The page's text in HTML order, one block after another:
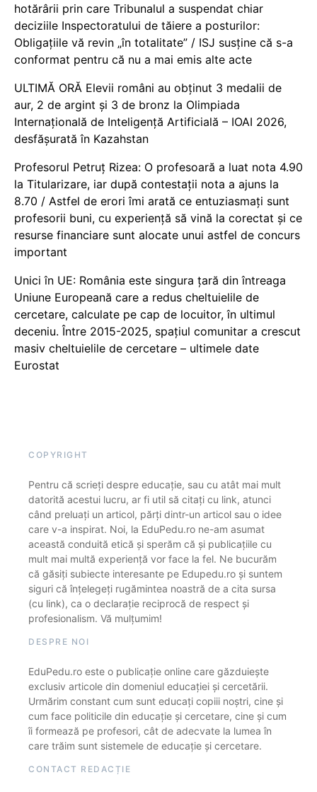
hotărârii prin care Tribunalul a suspendat chiar
deciziile Inspectoratului de tăiere a posturilor:
Obligațiile vă revin „în totalitate” / ISJ susține că s-a
conformat pentru că nu a mai emis alte acte
ULTIMĂ ORĂ Elevii români au obținut 3 medalii de
aur, 2 de argint și 3 de bronz la Olimpiada
Internațională de Inteligență Artificială – IOAI 2026,
desfășurată în Kazahstan
Profesorul Petruț Rizea: O profesoară a luat nota 4.90
la Titularizare, iar după contestații nota a ajuns la
8.70 / Astfel de erori îmi arată ce entuziasmați sunt
profesorii buni, cu experiență să vină la corectat și ce
resurse financiare sunt alocate unui astfel de concurs
important
Unici în UE: România este singura țară din întreaga
Uniune Europeană care a redus cheltuielile de
cercetare, calculate pe cap de locuitor, în ultimul
deceniu. Între 2015-2025, spațiul comunitar a crescut
masiv cheltuielile de cercetare – ultimele date
Eurostat
COPYRIGHT
Pentru că scrieți despre educație, sau cu atât mai mult
datorită acestui lucru, ar fi util să citați cu link, atunci
când preluați un articol, părți dintr-un articol sau o idee
care v-a inspirat. Noi, la EduPedu.ro ne-am asumat
această conduită etică și sperăm că și publicațiile cu
mult mai multă experiență vor face la fel. Ne bucurăm
că găsiți subiecte interesante pe Edupedu.ro și suntem
siguri că înțelegeți rugămintea noastră de a cita sursa
(cu link), ca o declarație reciprocă de respect și
profesionalism. Vă mulțumim!
DESPRE NOI
EduPedu.ro este o publicație online care găzduiește
exclusiv articole din domeniul educației și cercetării.
Urmărim constant cum sunt educați copiii noștri, cine și
cum face politicile din educație și cercetare, cine și cum
îi formează pe profesori, cât de adecvate la lumea în
care trăim sunt sistemele de educație și cercetare.
CONTACT REDACȚIE